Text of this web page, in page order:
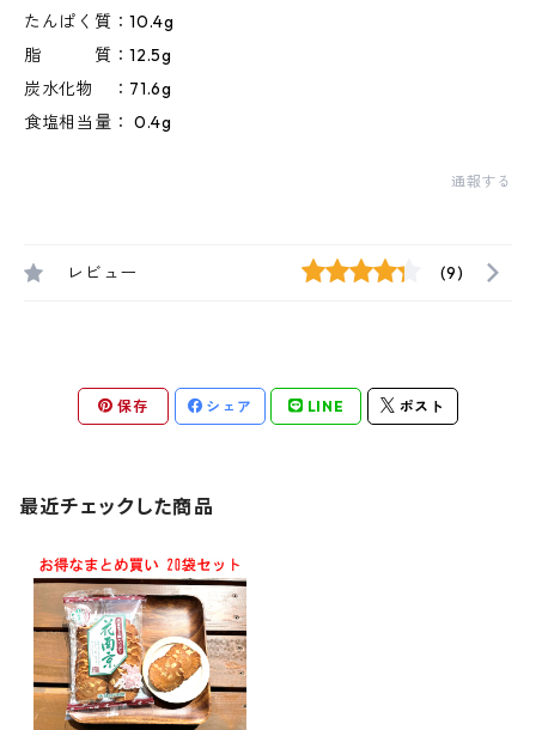
たんぱく質：10.4g
脂 質：12.5g
炭水化物 ：71.6g
食塩相当量： 0.4g
通報する
レビュー (9)
保存 シェア LINE ポスト
最近チェックした商品